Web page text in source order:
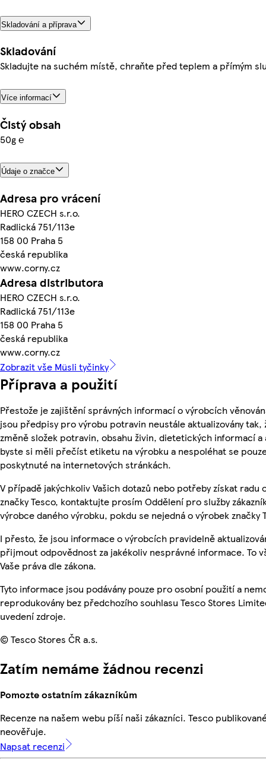
Skladování a příprava
Skladování
Skladujte na suchém místě, chraňte před teplem a přímým
Více informací
Čistý obsah
50g ℮
Údaje o značce
Adresa pro vrácení
HERO CZECH s.r.o.
Radlická 751/113e
158 00 Praha 5
česká republika
www.corny.cz
Adresa distributora
HERO CZECH s.r.o.
Radlická 751/113e
158 00 Praha 5
česká republika
www.corny.cz
Zobrazit vše Müsli tyčinky
Příprava a použití
Přestože je zajištění správných informací o výrobcích
jsou předpisy pro výrobu potravin neustále aktualizovány tak,
změně složek potravin, obsahu živin, dietetických informací a
byste si měli přečíst etiketu na výrobku a nespoléhat se
poskytnuté na internetových stránkách.
V případě jakýchkoliv Vašich dotazů nebo potřeby získat radu
značky Tesco, kontaktujte prosím Oddělení pro služby
výrobce daného výrobku, pokdu se nejedná o výrobek značky
I přesto, že jsou informace o výrobcích pravidelně
přijmout odpovědnost za jakékoliv nesprávné informace. To
Vaše práva dle zákona.
Tyto informace jsou podávány pouze pro osobní použití a
reprodukovány bez předchozího souhlasu Tesco Stores
uvedení zdroje.
© Tesco Stores ČR a.s.
Zatím nemáme žádnou recenzi
Pomozte ostatním zákazníkům
Recenze na našem webu píší naši zákazníci. Tesco
neověřuje.
Napsat recenzi